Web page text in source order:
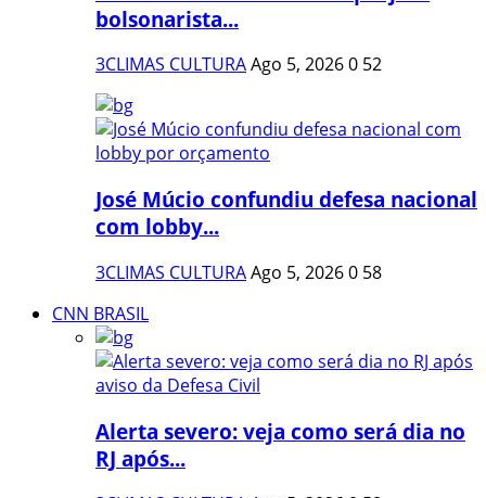
bolsonarista...
3CLIMAS CULTURAAgo 5, 20260 52
José Múcio confundiu defesa nacional
com lobby...
3CLIMAS CULTURAAgo 5, 20260 58
CNN BRASIL
Alerta severo: veja como será dia no
RJ após...